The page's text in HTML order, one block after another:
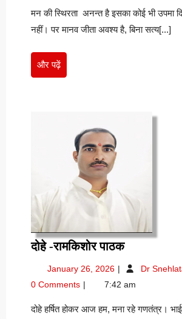
मन की स्थिरता अनन्त है इसका कोई भी उपमा
नहीं। पर मानव जीता अवश्य है, बिना सत्य[...]
और पढ़ेंऔर
पढ़ें
दोहे -रामकिशोर पाठकदोहे
पाठक
January 26, 2026 January
2026
Dr
0 Comments 7:42 am
दोहे हर्षित होकर आज हम, मना रहे गणतंत्र।